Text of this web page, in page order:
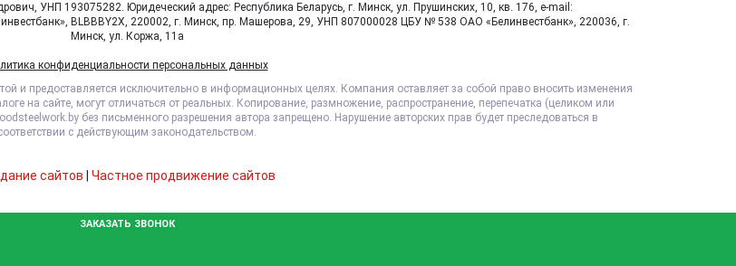
УНП 193075282. Юридеческий адрес: Республика Беларусь, г. Минск, ул. Прушинских, 10, кв. 176, e-mail:
BLBBBY2X, 220002, г. Минск, пр. Машерова, 29, УНП 807000028 ЦБУ № 538 ОАО «Белинвестбанк», 220036, г.
Минск, ул. Коржа, 11а
конфиденциальности персональных данных
и предоставляется исключительно в информационных целях. Компания оставляет за собой право вносить изменения
на сайте, могут отличаться от реальных. Копирование, размножение, распространение, перепечатка (целиком или
без письменного разрешения автора запрещено. Нарушение авторских прав будет преследоваться в
с действующим законодательством.
сайтов Частное продвижение сайтов
ЗАКАЗАТЬ ЗВОНОК